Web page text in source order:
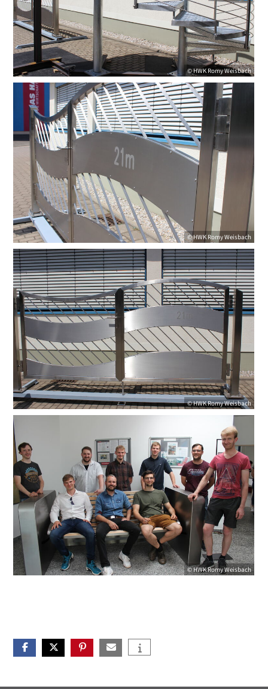
©HWK Romy Weisbach
©HWK Romy Weisbach
©HWKRomy Weisbach
©HWKRomy Weisbach